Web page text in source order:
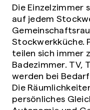
Die Einzelzimmer
auf jedem
Stockwerkküche.
teilen sich immer
Badezimmer. TV,
werden bei
Die
persönliches